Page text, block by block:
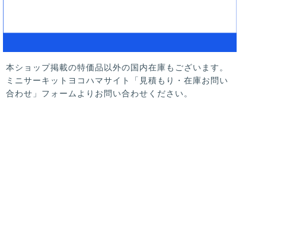
本ショップ掲載の特価品以外の国内在庫もございます。
ミニサーキットヨコハマサイト「見積もり・在庫お問い
合わせ」フォームよりお問い合わせください。